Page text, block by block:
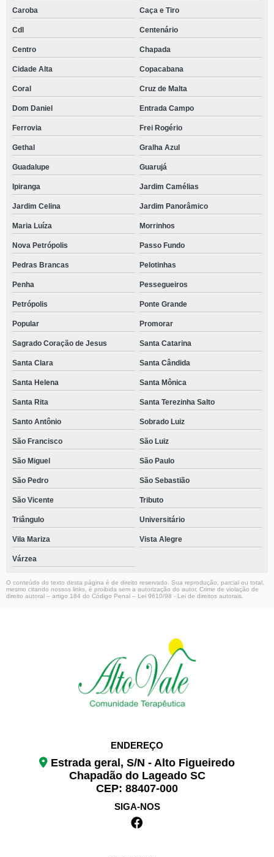
Caroba Caça e Tiro
Cdl Centenário
Centro Chapada
Cidade Alta Copacabana
Coral Cruz de Malta
Dom Daniel Entrada Campo
Ferrovia Frei Rogério
Gethal Gralha Azul
Guadalupe Guarujá
Ipiranga Jardim Camélias
Jardim Celina Jardim Panorâmico
Maria Luíza Morrinhos
Nova Petrópolis Passo Fundo
Pedras Brancas Pelotinhas
Penha Pessegueiros
Petrópolis Ponte Grande
Popular Promorar
Sagrado Coração de Jesus Santa Catarina
Santa Clara Santa Cândida
Santa Helena Santa Mônica
Santa Rita Santa Terezinha Salto
Santo Antônio Sobrado Luiz
São Francisco São Luiz
São Miguel São Paulo
São Pedro São Sebastião
São Vicente Tributo
Triângulo Universitário
Vila Mariza Vista Alegre
Várzea
O conteúdo do texto desta página é de direito reservado. Sua reprodução, parcial ou total,
mesmo citando nossos links, é proibida sem a autorização do autor. Crime de violação de
direito autoral – artigo 184 do Código Penal – Lei 9610/98 - Lei de direitos autorais
ENDEREÇO
Estrada geral, S/N - Alto Figueiredo
Chapadão do Lageado SC
CEP: 88407-000
SIGA-NOS